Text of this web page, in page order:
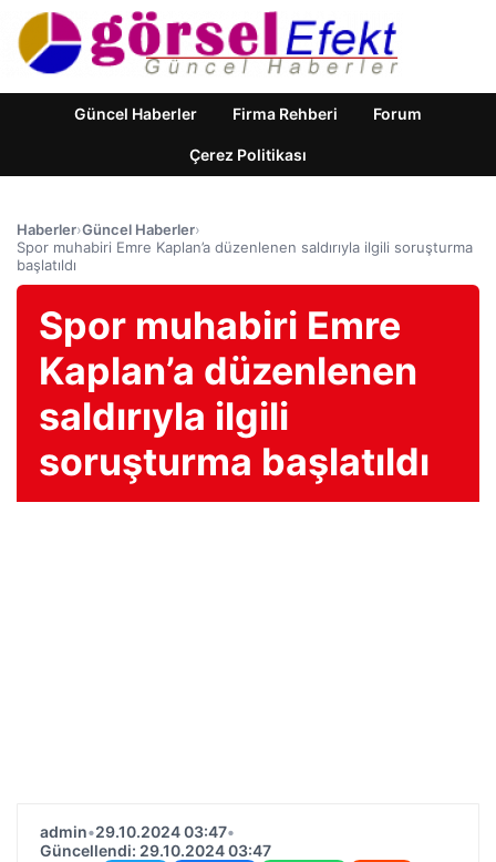
Güncel Haberler Firma Rehberi Forum
Çerez Politikası
Haberler›Güncel Haberler›
Spor muhabiri Emre Kaplan’a düzenlenen saldırıyla ilgili soruşturma
başlatıldı
Spor muhabiri Emre
Kaplan’a düzenlenen
saldırıyla ilgili
soruşturma başlatıldı
admin•29.10.2024 03:47•
Güncellendi: 29.10.2024 03:47